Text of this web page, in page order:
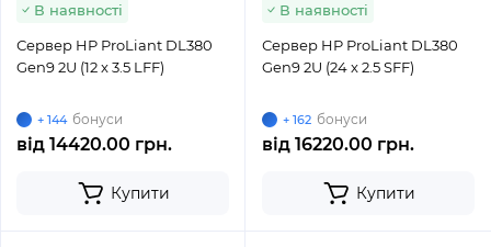
В наявності
Сервер HP ProLiant DL380
Gen9 2U (12 x 3.5 LFF)
+ 144 бонуси
від 14420.00 грн.
Купити
В наявності
Сервер HP ProLiant DL380
Gen9 2U (24 x 2.5 SFF)
+ 162 бонуси
від 16220.00 грн.
Купити